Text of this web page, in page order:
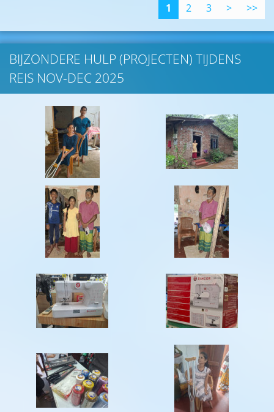
1 2 3 > >>
BIJZONDERE HULP (PROJECTEN) TIJDENS
REIS NOV-DEC 2025